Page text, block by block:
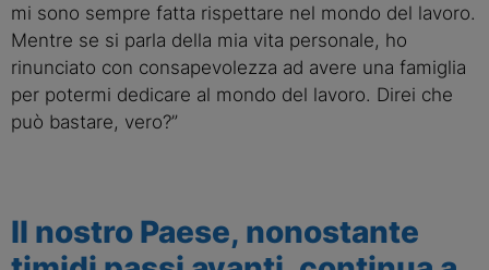
mi sono sempre fatta rispettare nel mondo del lavoro.
Mentre se si parla della mia vita personale, ho
rinunciato con consapevolezza ad avere una famiglia
per potermi dedicare al mondo del lavoro. Direi che
può bastare, vero?”
Il nostro Paese, nonostante